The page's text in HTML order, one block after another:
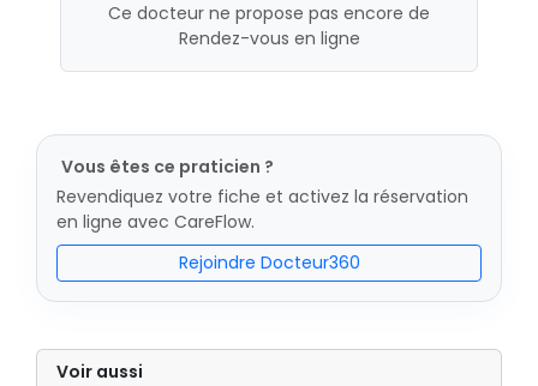
Ce docteur ne propose pas encore de
Rendez-vous en ligne
Vous êtes ce praticien ?
Revendiquez votre fiche et activez la réservation
en ligne avec CareFlow.
Rejoindre Docteur360
Voir aussi